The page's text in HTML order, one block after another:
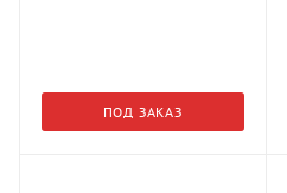
ПОД ЗАКАЗ